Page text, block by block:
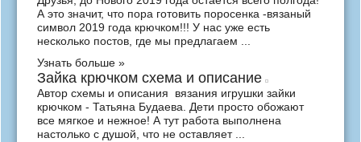
А это значит, что пора готовить поросенка -вязаный
символ 2019 года крючком!!! У нас уже есть
несколько постов, где мы предлагаем ...
Узнать больше »
Зайка крючком схема и описание
Автор схемы и описания вязания игрушки зайки
крючком - Татьяна Будаева. Дети просто обожают
все мягкое и нежное! А тут работа выполнена
настолько с душой, что не оставляет ...